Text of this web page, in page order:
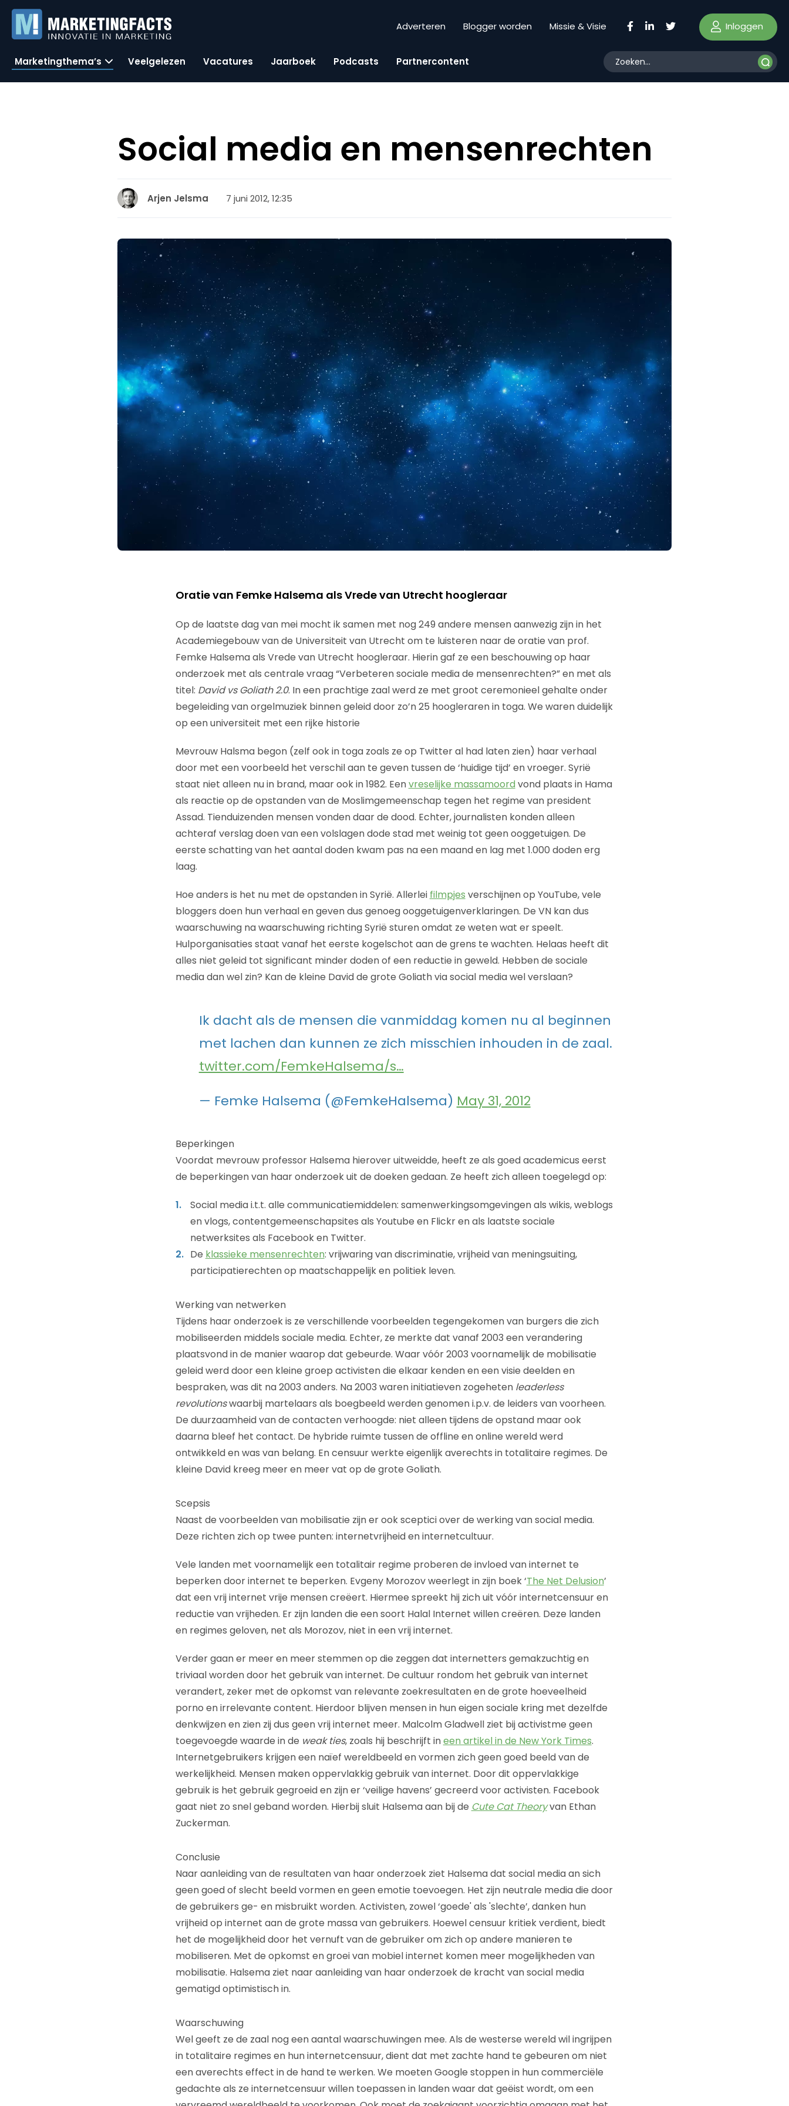
Adverteren Blogger worden Missie & Visie Inloggen
Marketingthema’s Veelgelezen Vacatures Jaarboek Podcasts Partnercontent
Social media en mensenrechten
Arjen Jelsma 7 juni 2012, 12:35
Oratie van Femke Halsema als Vrede van Utrecht hoogleraar
Op de laatste dag van mei mocht ik samen met nog 249 andere mensen aanwezig zijn in het
Academiegebouw van de Universiteit van Utrecht om te luisteren naar de oratie van prof.
Femke Halsema als Vrede van Utrecht hoogleraar. Hierin gaf ze een beschouwing op haar
onderzoek met als centrale vraag “Verbeteren sociale media de mensenrechten?” en met als
titel: David vs Goliath 2.0. In een prachtige zaal werd ze met groot ceremonieel gehalte onder
begeleiding van orgelmuziek binnen geleid door zo’n 25 hoogleraren in toga. We waren duidelijk
op een universiteit met een rijke historie
Mevrouw Halsma begon (zelf ook in toga zoals ze op Twitter al had laten zien) haar verhaal
door met een voorbeeld het verschil aan te geven tussen de ‘huidige tijd’ en vroeger. Syrië
staat niet alleen nu in brand, maar ook in 1982. Eenvreselijke massamoord vond plaats in Hama
als reactie op de opstanden van de Moslimgemeenschap tegen het regime van president
Assad. Tienduizenden mensen vonden daar de dood. Echter, journalisten konden alleen
achteraf verslag doen van een volslagen dode stad met weinig tot geen ooggetuigen. De
eerste schatting van het aantal doden kwam pas na een maand en lag met 1.000 doden erg
laag.
Hoe anders is het nu met de opstanden in Syrië. Allerlei filmpjes verschijnen op YouTube, vele
bloggers doen hun verhaal en geven dus genoeg ooggetuigenverklaringen. De VN kan dus
waarschuwing na waarschuwing richting Syrië sturen omdat ze weten wat er speelt.
Hulporganisaties staat vanaf het eerste kogelschot aan de grens te wachten. Helaas heeft dit
alles niet geleid tot significant minder doden of een reductie in geweld. Hebben de sociale
media dan wel zin? Kan de kleine David de grote Goliath via social media wel verslaan?
Ik dacht als de mensen die vanmiddag komen nu al beginnen
met lachen dan kunnen ze zich misschien inhouden in de zaal.
twitter.com/FemkeHalsema/s…
— Femke Halsema (@FemkeHalsema) May 31, 2012
Beperkingen
Voordat mevrouw professor Halsema hierover uitweidde, heeft ze als goed academicus eerst
de beperkingen van haar onderzoek uit de doeken gedaan. Ze heeft zich alleen toegelegd op:
Social media i.t.t. alle communicatiemiddelen: samenwerkingsomgevingen als wikis, weblogs
en vlogs, contentgemeenschapsites als Youtube en Flickr en als laatste sociale
netwerksites als Facebook en Twitter.
De klassieke mensenrechten: vrijwaring van discriminatie, vrijheid van meningsuiting,
participatierechten op maatschappelijk en politiek leven.
Werking van netwerken
Tijdens haar onderzoek is ze verschillende voorbeelden tegengekomen van burgers die zich
mobiliseerden middels sociale media. Echter, ze merkte dat vanaf 2003 een verandering
plaatsvond in de manier waarop dat gebeurde. Waar vóór 2003 voornamelijk de mobilisatie
geleid werd door een kleine groep activisten die elkaar kenden en een visie deelden en
bespraken, was dit na 2003 anders. Na 2003 waren initiatieven zogeheten leaderless
revolutionswaarbij martelaars als boegbeeld werden genomen i.p.v. de leiders van voorheen.
De duurzaamheid van de contacten verhoogde: niet alleen tijdens de opstand maar ook
daarna bleef het contact. De hybride ruimte tussen de offline en online wereld werd
ontwikkeld en was van belang. En censuur werkte eigenlijk averechts in totalitaire regimes. De
kleine David kreeg meer en meer vat op de grote Goliath.
Scepsis
Naast de voorbeelden van mobilisatie zijn er ook sceptici over de werking van social media.
Deze richten zich op twee punten: internetvrijheid en internetcultuur.
Vele landen met voornamelijk een totalitair regime proberen de invloed van internet te
beperken door internet te beperken. Evgeny Morozov weerlegt in zijn boek ‘The Net Delusion’
dat een vrij internet vrije mensen creëert. Hiermee spreekt hij zich uit vóór internetcensuur en
reductie van vrijheden. Er zijn landen die een soort Halal Internet willen creëren. Deze landen
en regimes geloven, net als Morozov, niet in een vrij internet.
Verder gaan er meer en meer stemmen op die zeggen dat internetters gemakzuchtig en
triviaal worden door het gebruik van internet. De cultuur rondom het gebruik van internet
verandert, zeker met de opkomst van relevante zoekresultaten en de grote hoeveelheid
porno en irrelevante content. Hierdoor blijven mensen in hun eigen sociale kring met dezelfde
denkwijzen en zien zij dus geen vrij internet meer. Malcolm Gladwell ziet bij activistme geen
toegevoegde waarde in de weak ties, zoals hij beschrijft ineen artikel in de New York Times.
Internetgebruikers krijgen een naïef wereldbeeld en vormen zich geen goed beeld van de
werkelijkheid. Mensen maken oppervlakkig gebruik van internet. Door dit oppervlakkige
gebruik is het gebruik gegroeid en zijn er ‘veilige havens’ gecreerd voor activisten. Facebook
gaat niet zo snel geband worden. Hierbij sluit Halsema aan bij de Cute Cat Theoryvan Ethan
Zuckerman.
Conclusie
Naar aanleiding van de resultaten van haar onderzoek ziet Halsema dat social media an sich
geen goed of slecht beeld vormen en geen emotie toevoegen. Het zijn neutrale media die door
de gebruikers ge- en misbruikt worden. Activisten, zowel ‘goede' als 'slechte’, danken hun
vrijheid op internet aan de grote massa van gebruikers. Hoewel censuur kritiek verdient, biedt
het de mogelijkheid door het vernuft van de gebruiker om zich op andere manieren te
mobiliseren. Met de opkomst en groei van mobiel internet komen meer mogelijkheden van
mobilisatie. Halsema ziet naar aanleiding van haar onderzoek de kracht van social media
gematigd optimistisch in.
Waarschuwing
Wel geeft ze de zaal nog een aantal waarschuwingen mee. Als de westerse wereld wil ingrijpen
in totalitaire regimes en hun internetcensuur, dient dat met zachte hand te gebeuren om niet
een averechts effect in de hand te werken. We moeten Google stoppen in hun commerciële
gedachte als ze internetcensuur willen toepassen in landen waar dat geëist wordt, om een